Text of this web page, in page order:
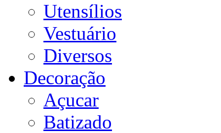
Utensílios
Vestuário
Diversos
Decoração
Açucar
Batizado